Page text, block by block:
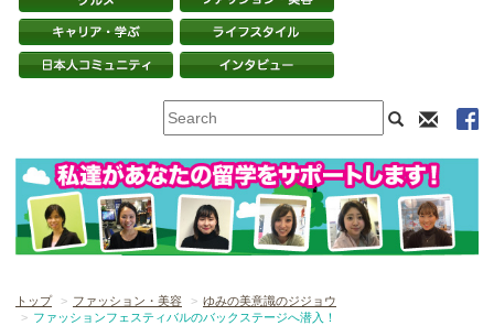
トップ ファッション・美容
ゆみの美意識のジジョウ
ファッションフェスティバルのバックステージへ潜入！